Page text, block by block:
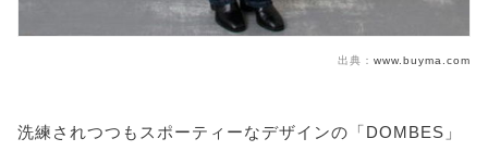
出典： www.buyma.com
洗練されつつもスポーティーなデザインの「DOMBES」